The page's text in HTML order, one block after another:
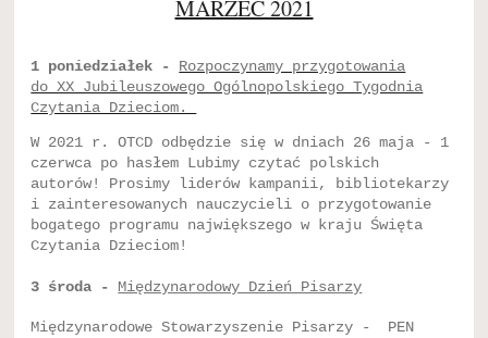
MARZEC 2021
1 poniedziałek - Rozpoczynamy przygotowania
do XX Jubileuszowego Ogólnopolskiego Tygodnia
Czytania Dzieciom.
W 2021 r. OTCD odbędzie się w dniach 26 maja - 1
czerwca po hasłem Lubimy czytać polskich
autorów! Prosimy liderów kampanii, bibliotekarzy
i zainteresowanych nauczycieli o przygotowanie
bogatego programu największego w kraju Święta
Czytania Dzieciom!
3 środa - Międzynarodowy Dzień Pisarzy
Międzynarodowe Stowarzyszenie Pisarzy - PEN